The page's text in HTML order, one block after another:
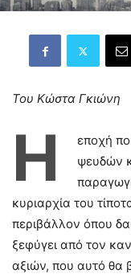
Του Κώστα Γκιώνη
Η
εποχή
ψευδών
κυριαρχία του
περιβάλλον όπου
ξεφύγει από τον
αξιών, που αυτό θα